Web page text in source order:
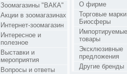
Зоомагазины "ВАКА"
Акции в зоомагазинах
Интернет-зоомагазин
Интересное и
полезное
Выставки и
мероприятия
Вопросы и ответы
О фирме
Торговые марки
Биосферы
Импортируемые
товары
Эксклюзивные
предложения
Другие бренды